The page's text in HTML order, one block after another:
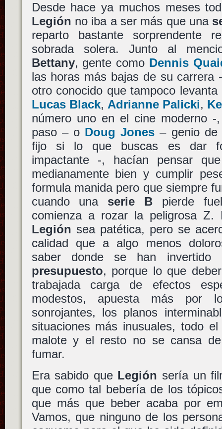
Desde hace ya muchos meses
Legión no iba a ser más que una
reparto bastante sorprendente
sobrada solera. Junto al
Bettany, gente como Dennis
las horas más bajas de su carrera
otro conocido que tampoco
Lucas Black, Adrianne Palicki,
número uno en el cine moderno
paso – o Doug Jones – genio de
fijo si lo que buscas es dar
impactante -, hacían pensar
medianamente bien y cumplir
formula manida pero que siempre
cuando una serie B pierde
comienza a rozar la peligrosa
Legión sea patética, pero se
calidad que a algo menos
saber donde se han
presupuesto, porque lo que
trabajada carga de efectos
modestos, apuesta más por
sonrojantes, los planos
situaciones más inusuales, todo
malote y el resto no se cansa
fumar.
Era sabido que Legión sería un
que como tal bebería de los
que más que beber acaba por
Vamos, que ninguno de los